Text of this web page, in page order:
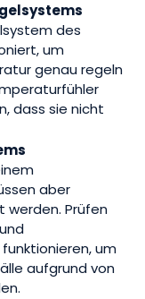
des
um
genau regeln
dass sie nicht
aber
werden. Prüfen
um
aufgrund von